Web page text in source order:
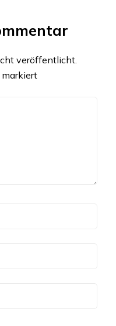
veröffentlicht.
markiert